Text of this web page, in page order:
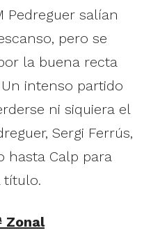
Pedreguer salían
pero se
la buena recta
intenso partido
ni siquiera el
Sergi Ferrús,
hasta Calp para
título.
Zonal